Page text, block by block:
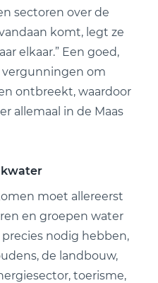
sectoren over de
komt, legt ze
elkaar.” Een goed,
vergunningen om
ontbreekt, waardoor
allemaal in de Maas
moet allereerst
en groepen water
nodig hebben,
de landbouw,
toerisme,